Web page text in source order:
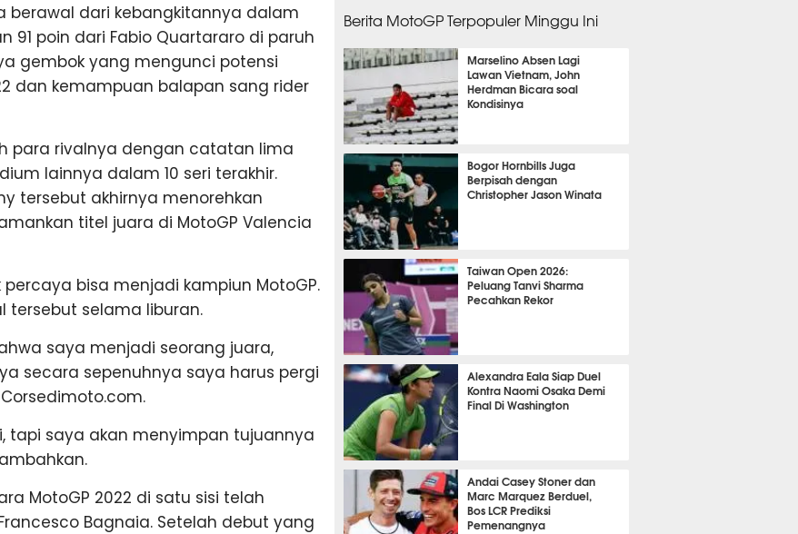
berawal dari kebangkitannya dalam
91 poin dari Fabio Quartararo di paruh
gembok yang mengunci potensi
dan kemampuan balapan sang rider
para rivalnya dengan catatan lima
lainnya dalam 10 seri terakhir.
tersebut akhirnya menorehkan
titel juara di MotoGP Valencia
bisa menjadi kampiun MotoGP.
tersebut selama liburan.
saya menjadi seorang juara,
secara sepenuhnya saya harus pergi
tapi saya akan menyimpan tujuannya
MotoGP 2022 di satu sisi telah
Bagnaia. Setelah debut yang
Berita MotoGP Terpopuler Minggu Ini
Marselino Absen Lagi
Lawan Vietnam, John
Herdman Bicara soal
Kondisinya
SEPAK BOLA
Bogor Hornbills Juga
Berpisah dengan
Christopher Jason Winata
BASKET
Taiwan Open 2026:
Peluang Tanvi Sharma
Pecahkan Rekor
BADMINTON
Alexandra Eala Siap Duel
Kontra Naomi Osaka Demi
Final Di Washington
TENIS
Andai Casey Stoner dan
Marc Marquez Berduel,
Bos LCR Prediksi
Pemenangnya